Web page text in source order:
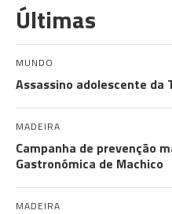
Últimas
MUNDO
Assassino adolescente da
MADEIRA
Campanha de prevenção
Gastronómica de Machico
MADEIRA